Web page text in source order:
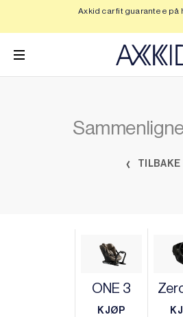
innhold
Axkid car fit guarantee på
TILBAKE
ONE 3
KJØP